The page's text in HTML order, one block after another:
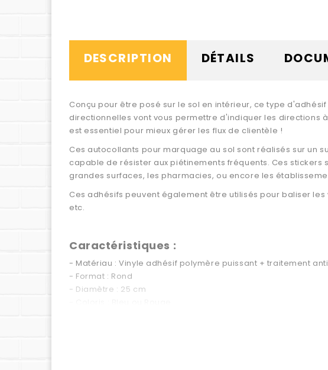
DESCRIPTION DÉTAILS
Conçu pour être posé sur le sol en intérieur, ce type
directionnelles vont vous permettre d'indiquer les directions
est essentiel pour mieux gérer les flux de clientèle !
Ces autocollants pour marquage au sol sont réalisés sur un
capable de résister aux piétinements fréquents. Ces
grandes surfaces, les pharmacies, ou encore les
Ces adhésifs peuvent également être utilisés pour baliser
etc.
Caractéristiques :
- Matériau : Vinyle adhésif polymère puissant + traitement
- Format : Rond
- Diamètre : 25 cm